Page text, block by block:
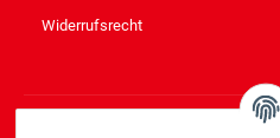
Widerrufsrecht